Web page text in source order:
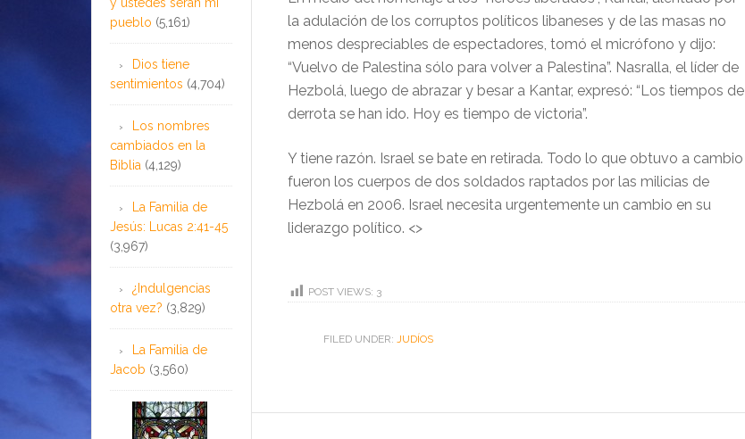
la adulación de los corruptos políticos libaneses y de las masas no
menos despreciables de espectadores, tomó el micrófono y dijo:
“Vuelvo de Palestina sólo para volver a Palestina”. Nasralla, el líder de
Hezbolá, luego de abrazar y besar a Kantar, expresó: “Los tiempos de
derrota se han ido. Hoy es tiempo de victoria”.
Y tiene razón. Israel se bate en retirada. Todo lo que obtuvo a cambio
fueron los cuerpos de dos soldados raptados por las milicias de
Hezbolá en 2006. Israel necesita urgentemente un cambio en su
liderazgo político. <>
POST VIEWS: 3
FILED UNDER: JUDÍOS
pueblo (5,161)
Dios tiene
sentimientos (4,704)
Los nombres
cambiados en la
Biblia (4,129)
La Familia de
Jesús: Lucas 2:41-45
(3,967)
¿Indulgencias
otra vez? (3,829)
La Familia de
Jacob (3,560)